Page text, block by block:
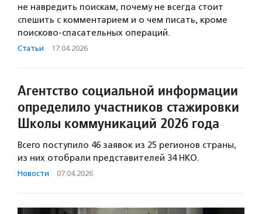
не навредить поискам, почему не всегда стоит
спешить с комментарием и о чем писать, кроме
поисково-спасательных операций.
Статьи · 17.04.2026
Агентство социальной информации
определило участников стажировки
Школы коммуникаций 2026 года
Всего поступило 46 заявок из 25 регионов страны,
из них отобрали представителей 34 НКО.
Новости · 07.04.2026